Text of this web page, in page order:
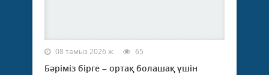
08 тамыз 2026 ж. 65
Бәріміз бірге – ортақ болашақ үшін